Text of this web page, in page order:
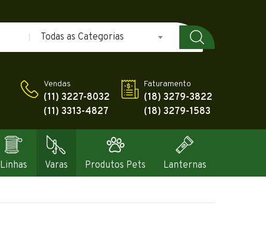
Todas as Categorias
Vendas
(11) 3227-8032
(11) 3313-4827
Faturamento
(18) 3279-3822
(18) 3279-1583
Linhas Varas Produtos Pets Lanternas